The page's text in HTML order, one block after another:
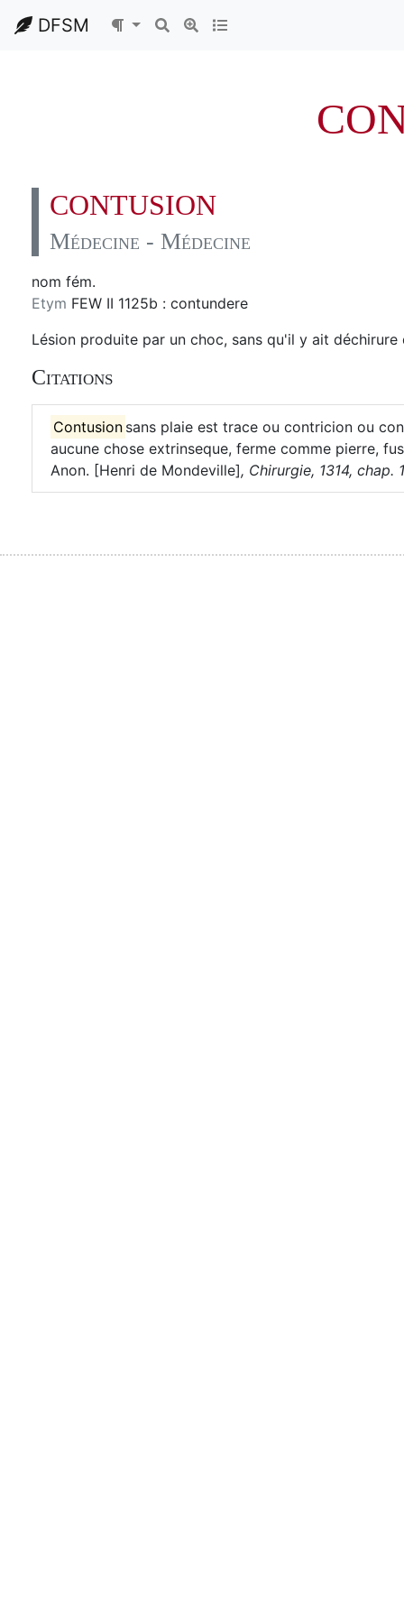
DFSM
CONTUSION
Médecine - Médecine
nom fém.
Etym FEW II 1125b : contundere
Lésion produite par un choc, sans qu'il y ait déchirure
Citations
Contusion sans plaie est trace ou contricion ou
aucune chose extrinseque, ferme comme pierre,
Anon. [Henri de Mondeville], Chirurgie, 1314, chap.